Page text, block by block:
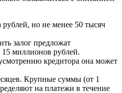
но не менее 50 тысяч
залог предложат
миллионов рублей.
кредитора она может
Крупные суммы (от 1
на платежи в течение